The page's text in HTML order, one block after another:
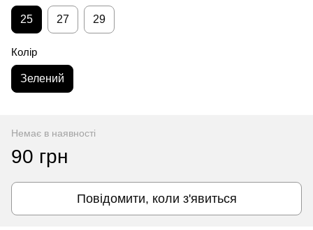
25 27 29
Колір
Зелений
Немає в наявності
90 грн
Повідомити, коли з'явиться